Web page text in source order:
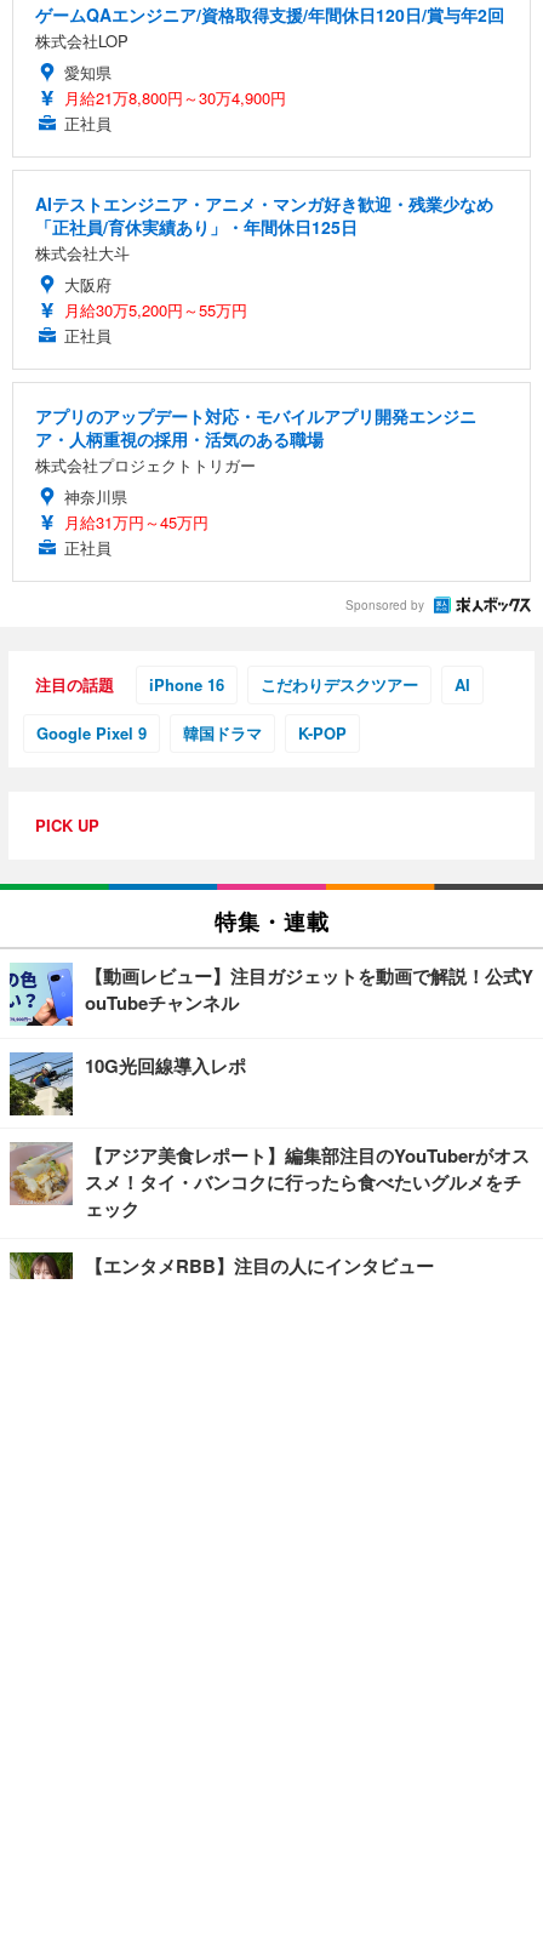
ゲームQAエンジニア/資格取得支援/年間休日120日/賞与年2回
株式会社LOP
愛知県
月給21万8,800円～30万4,900円
正社員
AIテストエンジニア・アニメ・マンガ好き歓迎・残業少なめ
「正社員/育休実績あり」・年間休日125日
株式会社大斗
大阪府
月給30万5,200円～55万円
正社員
アプリのアップデート対応・モバイルアプリ開発エンジニ
ア・人柄重視の採用・活気のある職場
株式会社プロジェクトトリガー
神奈川県
月給31万円～45万円
正社員
Sponsored by
注目の話題 iPhone 16 こだわりデスクツアー AI
Google Pixel 9 韓国ドラマ K-POP
PICK UP
特集・連載
【動画レビュー】注目ガジェットを動画で解説！公式Y
ouTubeチャンネル
10G光回線導入レポ
【アジア美食レポート】編集部注目のYouTuberがオス
スメ！タイ・バンコクに行ったら食べたいグルメをチ
ェック
【エンタメRBB】注目の人にインタビュー